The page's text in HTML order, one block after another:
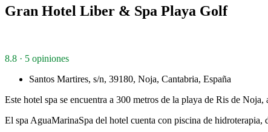
Gran Hotel Liber & Spa Playa Golf
8.8 · 5 opiniones
Santos Martires, s/n, 39180, Noja, Cantabria, España
Este hotel spa se encuentra a 300 metros de la playa de Ris de
El spa AguaMarinaSpa del hotel cuenta con piscina de